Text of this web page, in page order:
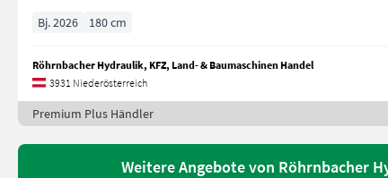
Bj. 2026 180 cm
Röhrnbacher Hydraulik, KFZ, Land- & Baumaschinen Handel
3931 Niederösterreich
Premium Plus Händler
Weitere Angebote von Röhrnbacher